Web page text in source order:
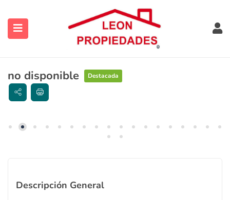
no disponible Destacada
Descripción General